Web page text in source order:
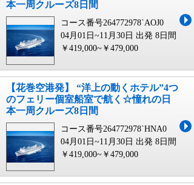
本一周クルーズ8日間
コース番号264772978`AOJ0
04月01日~11月30日 出発 8日間
￥419,000~￥479,000
【花巻空港発】 “洋上の動くホテル”4つ
のフェリー個室船室で航く☆憧れの日
本一周クルーズ8日間
コース番号264772978`HNA0
04月01日~11月30日 出発 8日間
￥419,000~￥479,000